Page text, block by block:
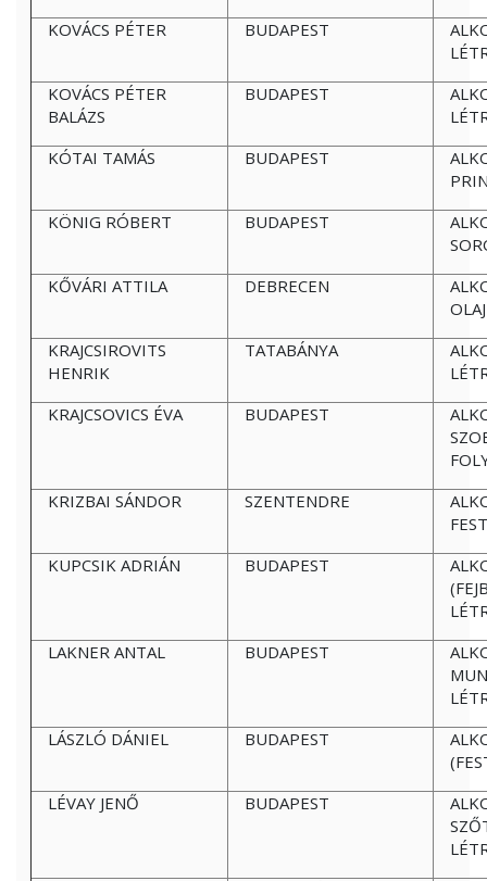
KOVÁCS PÉTER
BUDAPEST
KOVÁCS PÉTER
BALÁZS
BUDAPEST
KÓTAI TAMÁS
BUDAPEST
KÖNIG RÓBERT
BUDAPEST
KŐVÁRI ATTILA
DEBRECEN
KRAJCSIROVITS
HENRIK
TATABÁNYA
KRAJCSOVICS ÉVA
BUDAPEST
KRIZBAI SÁNDOR
SZENTENDRE
KUPCSIK ADRIÁN
BUDAPEST
LAKNER ANTAL
BUDAPEST
LÁSZLÓ DÁNIEL
BUDAPEST
LÉVAY JENŐ
BUDAPEST